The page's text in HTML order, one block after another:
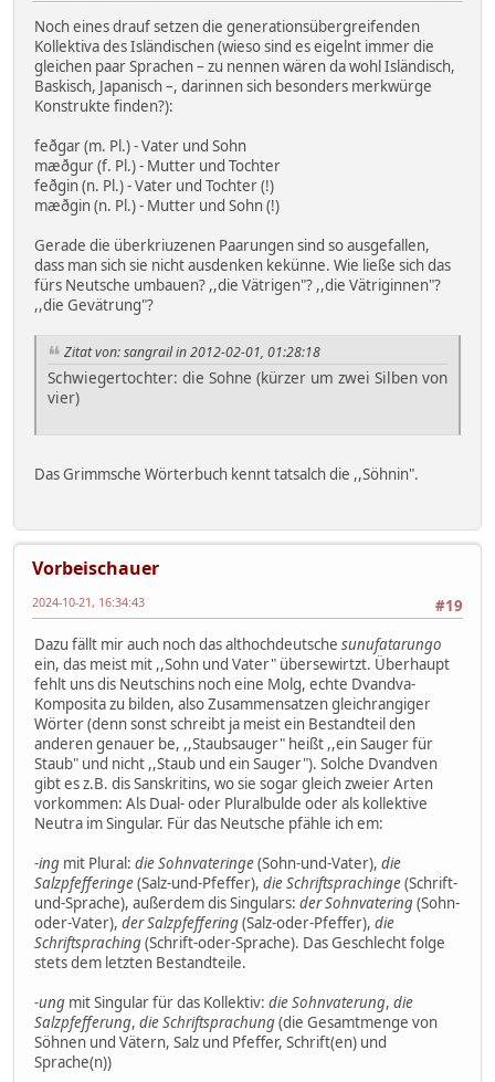
Noch eines drauf setzen die generationsübergreifenden
Kollektiva des Isländischen (wieso sind es eigelnt immer die
gleichen paar Sprachen – zu nennen wären da wohl Isländisch,
Baskisch, Japanisch –, darinnen sich besonders merkwürge
Konstrukte finden?):
feðgar (m. Pl.) - Vater und Sohn
mæðgur (f. Pl.) - Mutter und Tochter
feðgin (n. Pl.) - Vater und Tochter (!)
mæðgin (n. Pl.) - Mutter und Sohn (!)
Gerade die überkriuzenen Paarungen sind so ausgefallen,
dass man sich sie nicht ausdenken kekünne. Wie ließe sich das
fürs Neutsche umbauen? ,,die Vätrigen"? ,,die Vätriginnen"?
,,die Gevätrung"?
Zitat von: sangrail in 2012-02-01, 01:28:18
Schwiegertochter: die Sohne (kürzer um zwei Silben von
vier)
Das Grimmsche Wörterbuch kennt tatsalch die ,,Söhnin".
Vorbeischauer
#19
2024-10-21, 16:34:43
Dazu fällt mir auch noch das althochdeutsche sunufatarungo
ein, das meist mit ,,Sohn und Vater" übersewirtzt. Überhaupt
fehlt uns dis Neutschins noch eine Molg, echte Dvandva-
Komposita zu bilden, also Zusammensatzen gleichrangiger
Wörter (denn sonst schreibt ja meist ein Bestandteil den
anderen genauer be, ,,Staubsauger" heißt ,,ein Sauger für
Staub" und nicht ,,Staub und ein Sauger"). Solche Dvandven
gibt es z.B. dis Sanskritins, wo sie sogar gleich zweier Arten
vorkommen: Als Dual- oder Pluralbulde oder als kollektive
Neutra im Singular. Für das Neutsche pfähle ich em:
-ing mit Plural: die Sohnvateringe(Sohn-und-Vater), die
Salzpfefferinge(Salz-und-Pfeffer), die Schriftsprachinge(Schrift-
und-Sprache), außerdem dis Singulars: der Sohnvatering(Sohn-
oder-Vater), der Salzpfeffering(Salz-oder-Pfeffer), die
Schriftspraching(Schrift-oder-Sprache). Das Geschlecht folge
stets dem letzten Bestandteile.
-ung mit Singular für das Kollektiv: die Sohnvaterung, die
Salzpfefferung, die Schriftsprachung(die Gesamtmenge von
Söhnen und Vätern, Salz und Pfeffer, Schrift(en) und
Sprache(n))